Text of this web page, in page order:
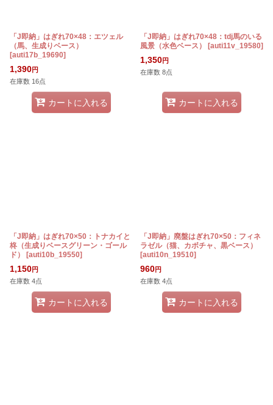
「J即納」はぎれ70×48：エツェル
（馬、生成りベース）
[auti17b_19690]
1,390円
在庫数 16点
カートに入れる
「J即納」はぎれ70×48：tdj馬のいる
風景（水色ベース）
[auti11v_19580]
1,350円
在庫数 8点
カートに入れる
「J即納」はぎれ70×50：トナカイと
柊（生成りベースグリーン・ゴール
ド）
[auti10b_19550]
1,150円
在庫数 4点
カートに入れる
「J即納」廃盤はぎれ70×50：フィネ
ラゼル（猫、カボチャ、黒ベース）
[auti10n_19510]
960円
在庫数 4点
カートに入れる